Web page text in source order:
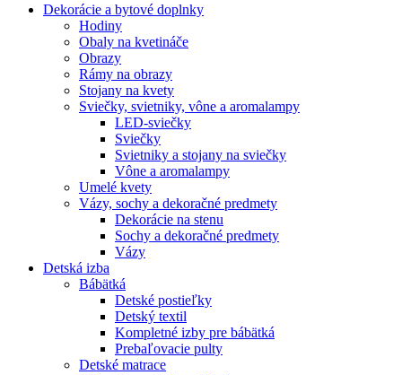
Dekorácie a bytové doplnky
Hodiny
Obaly na kvetináče
Obrazy
Rámy na obrazy
Stojany na kvety
Sviečky, svietniky, vône a aromalampy
LED-sviečky
Sviečky
Svietniky a stojany na sviečky
Vône a aromalampy
Umelé kvety
Vázy, sochy a dekoračné predmety
Dekorácie na stenu
Sochy a dekoračné predmety
Vázy
Detská izba
Bábätká
Detské postieľky
Detský textil
Kompletné izby pre bábätká
Prebaľovacie pulty
Detské matrace